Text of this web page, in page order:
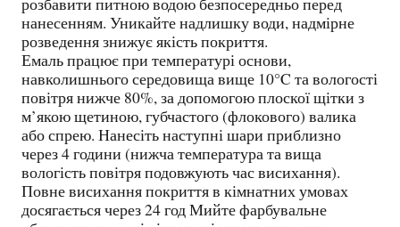
нанесенням. Уникайте надлишку води, надмірне
розведення знижує якість покриття.
Емаль працює при температурі основи,
навколишнього середовища вище 10°C та вологості
повітря нижче 80%, за допомогою плоскої щітки з
м’якою щетиною, губчастого (флокового) валика
або спрею. Нанесіть наступні шари приблизно
через 4 години (нижча температура та вища
вологість повітря подовжують час висихання).
Повне висихання покриття в кімнатних умовах
досягається через 24 год Мийте фарбувальне